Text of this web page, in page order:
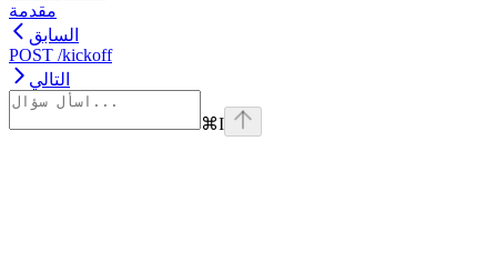
مقدمة
السابق
POST /kickoff
التالي
⌘I